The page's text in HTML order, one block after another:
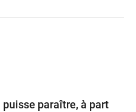
paraître, à part